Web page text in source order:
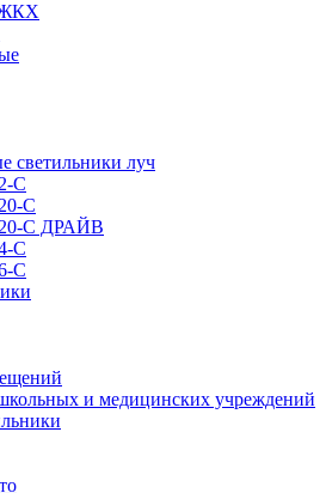
ЖКХ
светильники луч
С
С
С ДРАЙВ
С
С
и медицинских учреждений